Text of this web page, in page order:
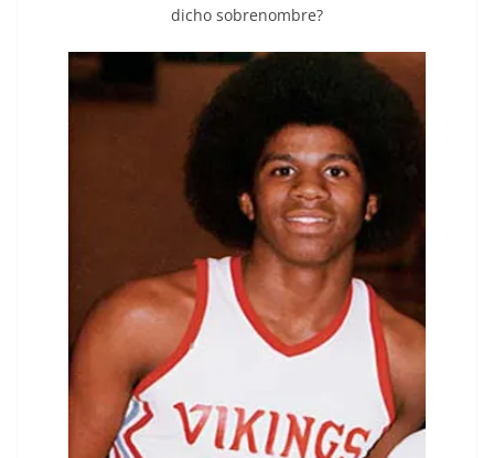
dicho sobrenombre?